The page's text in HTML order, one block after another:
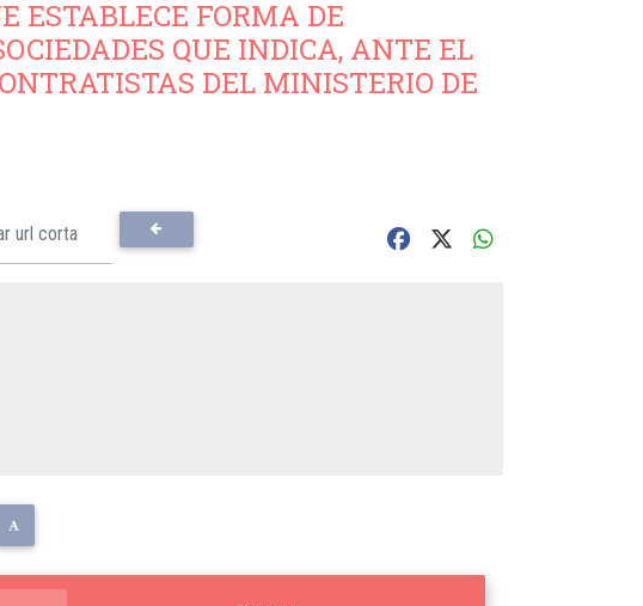
ESTABLECE FORMA DE
QUE INDICA, ANTE EL
DEL MINISTERIO DE